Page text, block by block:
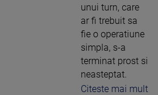
unui turn, care
ar fi trebuit sa
fie o operatiune
simpla, s-a
terminat prost si
neasteptat.
Citeste mai mult